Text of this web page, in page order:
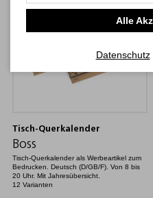
Tisch-Querkalender
Boss
Tisch-Querkalender als Werbeartikel zum
Bedrucken. Deutsch (D/GB/F). Von 8 bis
20 Uhr. Mit Jahresübersicht.
12 Varianten
Alle
Datenschutz